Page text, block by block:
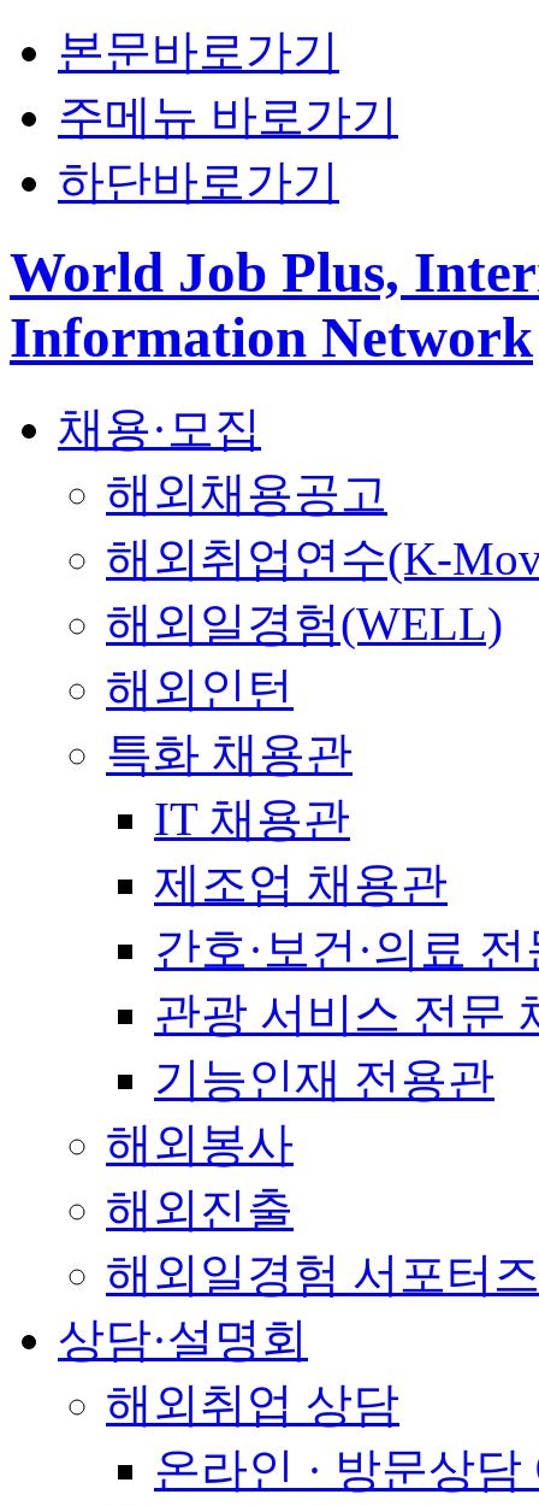
본문바로가기
주메뉴 바로가기
하단바로가기
World Job Plus,
Information Network
채용·모집
해외채용공고
해외취업연수(K-
해외일경험(WELL)
해외인턴
특화 채용관
IT 채용관
제조업 채용관
간호·보건·의료
관광 서비스 전문
기능인재 전용관
해외봉사
해외진출
해외일경험 서포터
상담·설명회
해외취업 상담
온라인 · 방문상담